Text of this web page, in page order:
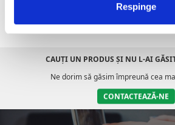
Respinge
CAUȚI UN PRODUS ȘI NU L-AI
Ne dorim să găsim împreună cea
CONTACTEAZĂ-NE